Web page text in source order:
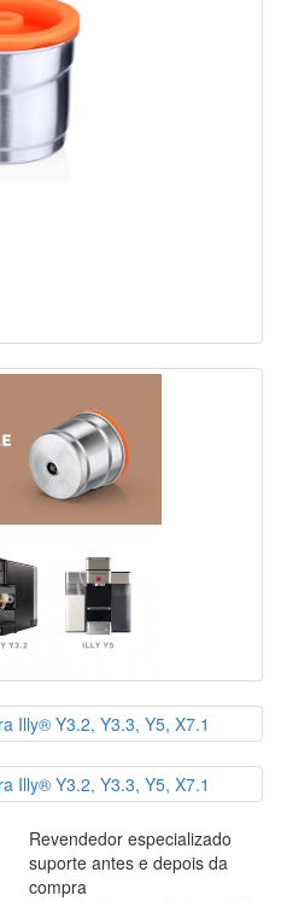
Revendedor especializado
suporte antes e depois da
compra